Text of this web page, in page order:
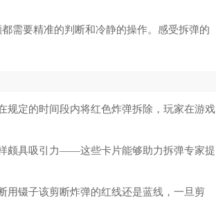
需要精准的判断和冷静的操作。感受拆弹的
规定的时间段内将红色炸弹拆除，玩家在游戏
颇具吸引力——这些卡片能够助力拆弹专家提
用镊子该剪断炸弹的红线还是蓝线，一旦剪